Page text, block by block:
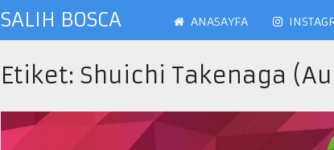
SALIH BOSCA ANASAYFA
Etiket: Shuichi Takenaga